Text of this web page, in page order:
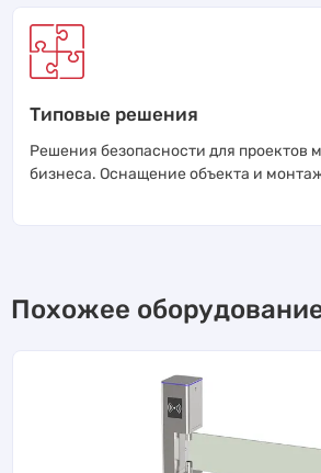
Типовые решения
Решения безопасности для проектов
бизнеса. Оснащение объекта и
Похожее